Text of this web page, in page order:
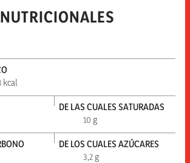
kcal
DE LAS CUALES SATURADAS
10 g
DE LOS CUALES AZÚCARES
3,2 g